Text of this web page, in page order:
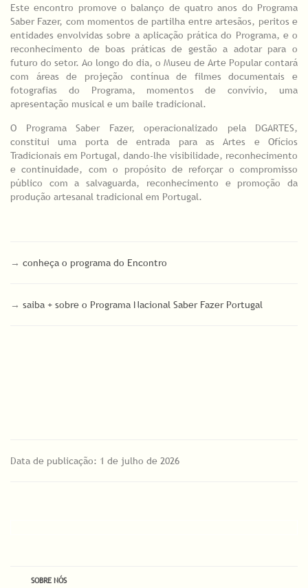
Este encontro promove o balanço de quatro anos do Programa
Saber Fazer, com momentos de partilha entre artesãos, peritos e
entidades envolvidas sobre a aplicação prática do Programa, e o
reconhecimento de boas práticas de gestão a adotar para o
futuro do setor. Ao longo do dia, o Museu de Arte Popular contará
com áreas de projeção contínua de filmes documentais e
fotografias do Programa, momentos de convívio, uma
apresentação musical e um baile tradicional.
O Programa Saber Fazer, operacionalizado pela DGARTES,
constitui uma porta de entrada para as Artes e Ofícios
Tradicionais em Portugal, dando-lhe visibilidade, reconhecimento
e continuidade, com o propósito de reforçar o compromisso
público com a salvaguarda, reconhecimento e promoção da
produção artesanal tradicional em Portugal.
→ conheça o programa do Encontro
→ saiba + sobre o Programa Nacional Saber Fazer Portugal
Data de publicação: 1 de julho de 2026
SOBRE NÓS